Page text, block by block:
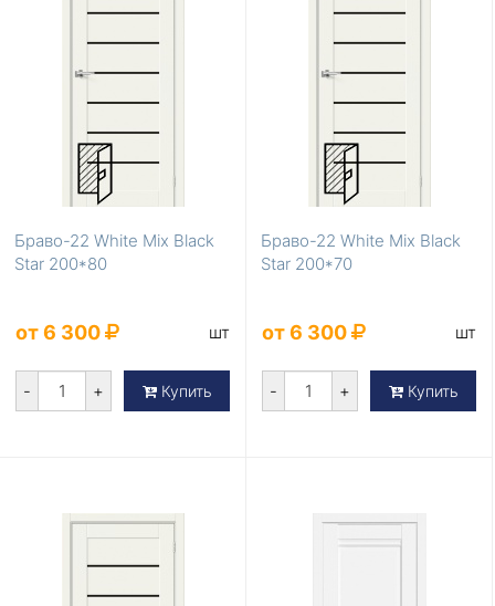
Браво-22 White Mix Black
Star 200*80
от 6 300 шт
- + Купить
Браво-22 White Mix Black
Star 200*70
от 6 300 шт
- + Купить